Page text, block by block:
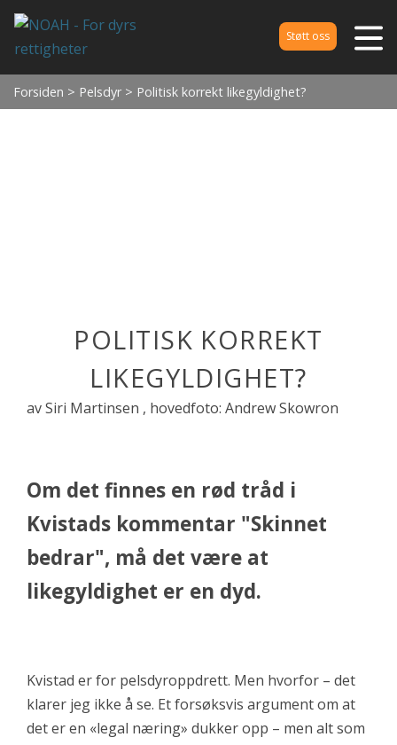
Støtt oss
Forsiden > Pelsdyr > Politisk korrekt likegyldighet?
POLITISK KORREKT
LIKEGYLDIGHET?
av Siri Martinsen , hovedfoto: Andrew Skowron
Om det finnes en rød tråd i
Kvistads kommentar "Skinnet
bedrar", må det være at
likegyldighet er en dyd.
Kvistad er for pelsdyroppdrett. Men hvorfor – det
klarer jeg ikke å se. Et forsøksvis argument om at
det er en «legal næring» dukker opp – men alt som